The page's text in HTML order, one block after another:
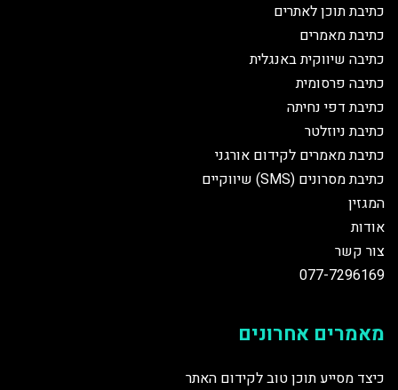
כתיבת תוכן לאתרים
כתיבת מאמרים
כתיבה שיווקית באנגלית
כתיבה פרסומית
כתיבת דפי נחיתה
כתיבת ניוזלטר
כתיבת מאמרים לקידום אורגני
כתיבת מסרונים (SMS) שיווקיים
המגזין
אודות
צור קשר
077-7296169
מאמרים אחרונים
כיצד מסייע תוכן טוב לקידום האתר